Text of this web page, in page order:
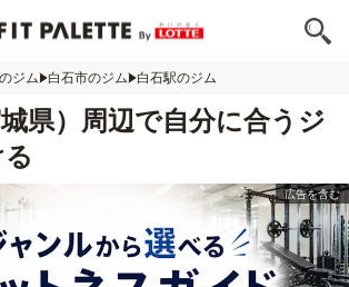
ジム 白石市のジム 白石駅のジム
県）周辺で自分に合うジ